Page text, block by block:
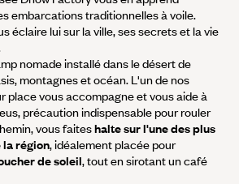
embarcations traditionnelles à voile.
éclaire lui sur la ville, ses secrets et la vie
nomade installé dans le désert de
montagnes et océan. L'un de nos
place vous accompagne et vous aide à
précaution indispensable pour rouler
vous faiteshalte sur l'une des plus
la région, idéalement placée pour
de soleil, tout en sirotant un café